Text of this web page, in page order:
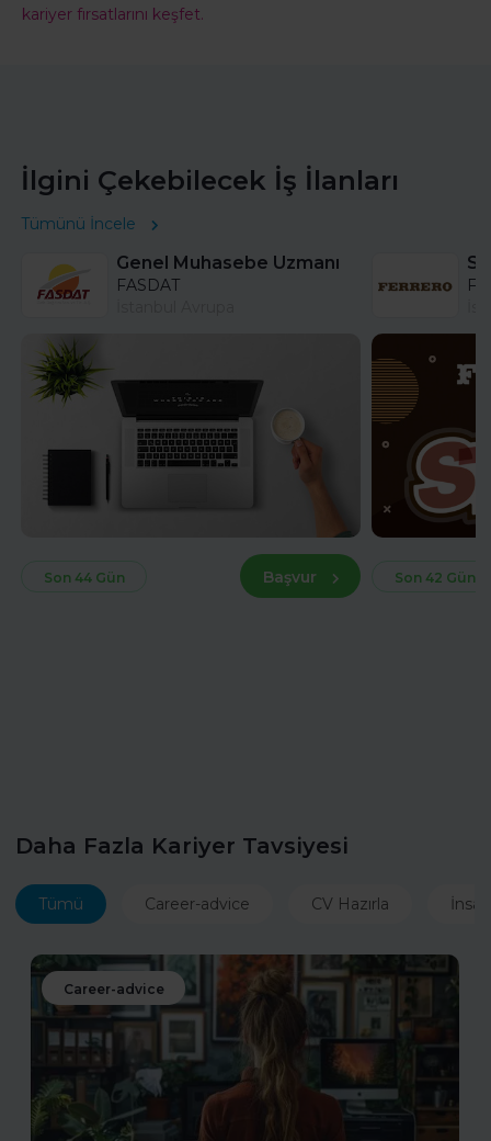
kariyer fırsatlarını keşfet.
İlgini Çekebilecek İş İlanları
Tümünü İncele
Genel Muhasebe Uzmanı
FASDAT
Son 44 Gün Başvur Son 42 Gün
Daha Fazla Kariyer Tavsiyesi
Tümü Career-advice CV Hazırla
Career-advice